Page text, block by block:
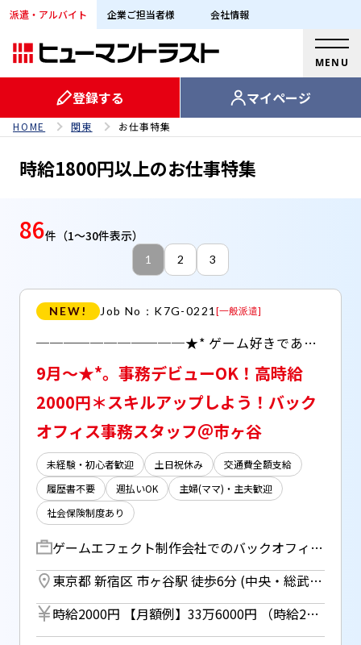
派遣・アルバイト 企業ご担当者様 会社情報
MENU
登録する マイページ
HOME 関東 お仕事特集
時給1800円以上のお仕事特集
86件 （1～30件表示）
1 2 3
NEW! Job No：K7G-0221[一般派遣]
───────────★* ゲーム好きであれば応募OK！ 20代・30代多数活躍中！ 成長中のゲームエフェクト制作会社！ ───────────★* バックオフィスの事務職募集！ コミュニケーション取りながらお仕事したい方にぴったり！
9月～★*。事務デビューOK！高時給
2000円＊スキルアップしよう！バック
オフィス事務スタッフ＠市ヶ谷
未経験・初心者歓迎 土日祝休み
交通費全額支給
履歴書不要
週払いOK
主婦(ママ)・主夫歓迎
社会保険制度あり
ゲームエフェクト制作会社でのバックオフィス業務 ＜具体的な業務＞ ①総務、一般事務 ・各種書類/資料作成、ファイリング ・データ入力、管理 ・電話対応、来客対応、オフィスのセキュリティ管理 ・備品管理 ・社外との連絡・調整 ・各種イベント・行事のサポート ・衛生管理 ②人事業務 ・面接対応・選考メールのやりとり など ・協力企業との打ち合わせ・連絡 ③経理 ・会計処理 ・請求書、見積書、発注書の作成、確認 など ④広報 ・ブログ・SNS運用
東京都 新宿区 市ヶ谷駅 徒歩6分 (中央・総武線、東京メトロ有楽町線、南北線、都営新宿線) ／ 四ツ谷駅 徒歩7分 (中央線、中央・総武線、東京メトロ丸ノ内線、南北線)
時給2000円 【月額例】33万6000円 （時給2000円×8h×21日勤務の場合） ＊週払い（規定あり）利用OK！ 但し、週払い制度は初回2ヵ月間のみ、 3ヵ月目以降は月払い制になります。 利用についてはご本人様からお仕事紹介時に申請があった場合のみとなります。
【時給1800円以上のお仕事特集】地域別お仕事特集｜派遣な